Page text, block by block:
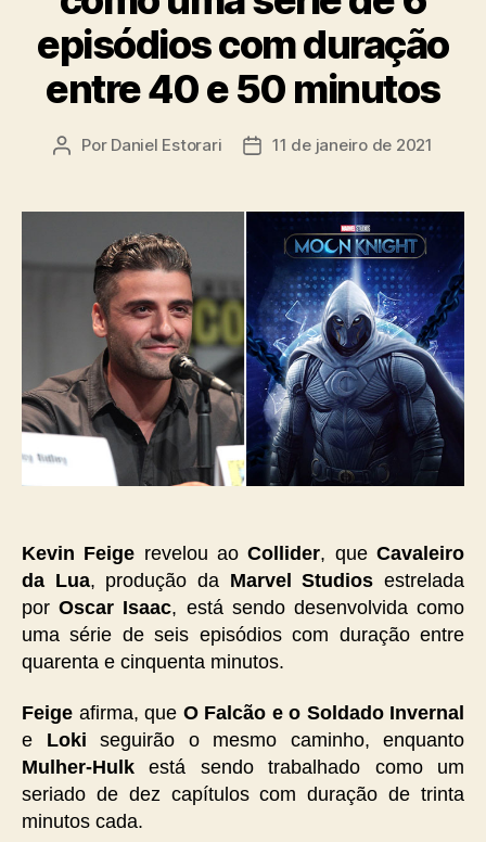
episódios com duração
entre 40 e 50 minutos
Autor
Por Daniel Estorari
Data11 de janeiro de 2021
Kevin Feige revelou aoCollider, queCavaleiro
da Lua, produção da Marvel Studios estrelada
porOscar Isaac, está sendo desenvolvida como
uma série de seis episódios com duração entre
quarenta e cinquenta minutos.
Feige afirma, que O Falcão e o Soldado Invernal
e Loki seguirão o mesmo caminho, enquanto
Mulher-Hulk está sendo trabalhado como um
seriado de dez capítulos com duração de trinta
minutos cada.